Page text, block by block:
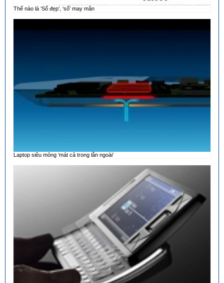
Thế nào là ‘Số đẹp’, ‘số’ may mắn
Laptop siêu mỏng ‘mát cả trong lẫn ngoài’